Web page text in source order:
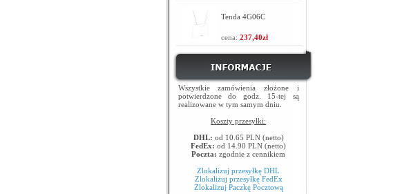
Tenda 4G06C
cena: 237,40zł
Wszystkie zamówienia złożone i
potwierdzone do godz. 15-tej są
realizowane w tym samym dniu.
Koszty przesyłki:
DHL: od 10.65 PLN (netto)
FedEx: od 14.90 PLN (netto)
Poczta: zgodnie z cennikiem
Zlokalizuj przesyłkę DHL
Zlokalizuj przesyłkę FedEx
Zlokalizuj Paczkę Pocztową